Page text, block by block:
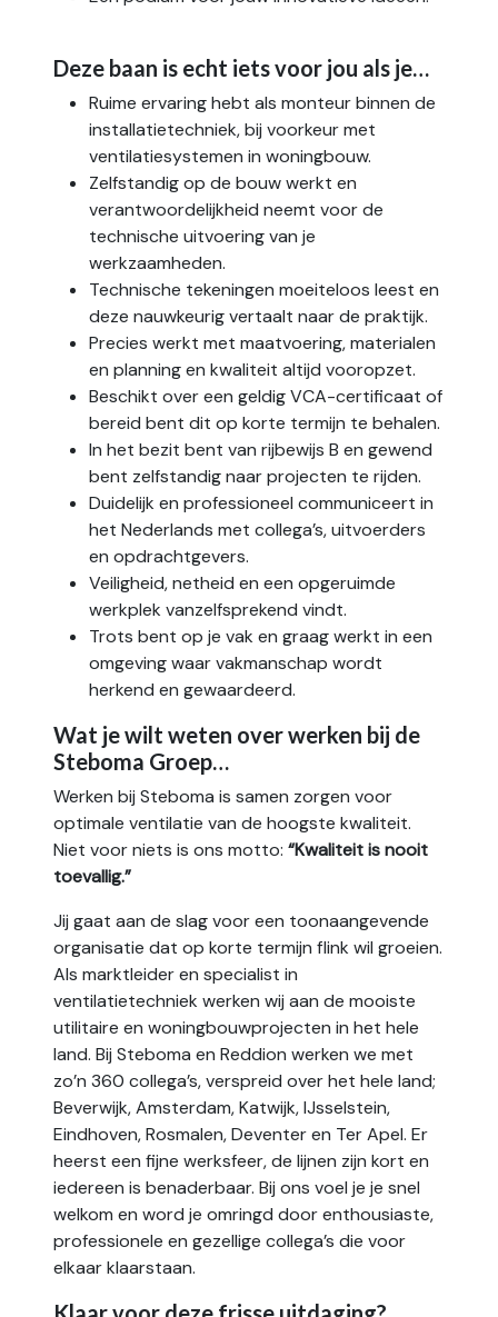
Deze baan is echt iets voor jou als je…
Ruime ervaring hebt als monteur binnen de
installatietechniek, bij voorkeur met
ventilatiesystemen in woningbouw.
Zelfstandig op de bouw werkt en
verantwoordelijkheid neemt voor de
technische uitvoering van je
werkzaamheden.
Technische tekeningen moeiteloos leest en
deze nauwkeurig vertaalt naar de praktijk.
Precies werkt met maatvoering, materialen
en planning en kwaliteit altijd vooropzet.
Beschikt over een geldig VCA-certificaat of
bereid bent dit op korte termijn te behalen.
In het bezit bent van rijbewijs B en gewend
bent zelfstandig naar projecten te rijden.
Duidelijk en professioneel communiceert in
het Nederlands met collega’s, uitvoerders
en opdrachtgevers.
Veiligheid, netheid en een opgeruimde
werkplek vanzelfsprekend vindt.
Trots bent op je vak en graag werkt in een
omgeving waar vakmanschap wordt
herkend en gewaardeerd.
Wat je wilt weten over werken bij de
Steboma Groep…
Werken bij Steboma is samen zorgen voor
optimale ventilatie van de hoogste kwaliteit.
Niet voor niets is ons motto: “Kwaliteit is nooit
toevallig.”
Jij gaat aan de slag voor een toonaangevende
organisatie dat op korte termijn flink wil groeien.
Als marktleider en specialist in
ventilatietechniek werken wij aan de mooiste
utilitaire en woningbouwprojecten in het hele
land. Bij Steboma en Reddion werken we met
zo’n 360 collega’s, verspreid over het hele land;
Beverwijk, Amsterdam, Katwijk, IJsselstein,
Eindhoven, Rosmalen, Deventer en Ter Apel. Er
heerst een fijne werksfeer, de lijnen zijn kort en
iedereen is benaderbaar. Bij ons voel je je snel
welkom en word je omringd door enthousiaste,
professionele en gezellige collega’s die voor
elkaar klaarstaan.